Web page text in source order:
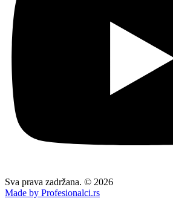
Sva prava zadržana. © 2026
Made by Profesionalci.rs